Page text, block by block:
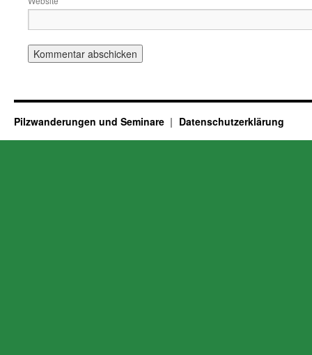
Pilzwanderungen und Seminare Datenschutzerklärung